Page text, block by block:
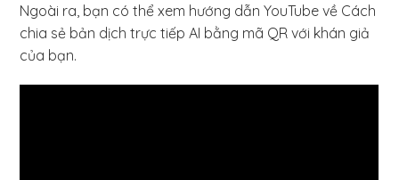
Ngoài ra, bạn có thể xem hướng dẫn YouTube về Cách
chia sẻ bản dịch trực tiếp AI bằng mã QR với khán giả
của bạn.